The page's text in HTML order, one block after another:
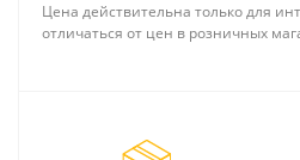
Цена действительна только для
отличаться от цен в розничных